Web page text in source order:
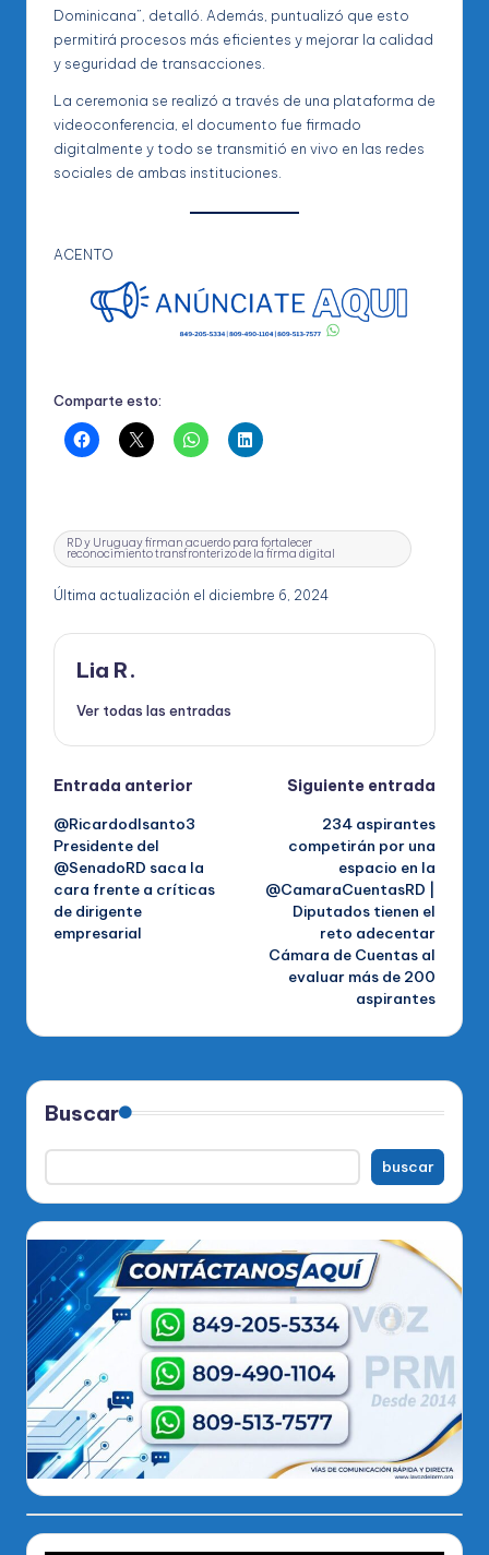
Dominicana”, detalló. Además, puntualizó que esto
permitirá procesos más eficientes y mejorar la calidad
y seguridad de transacciones.
La ceremonia se realizó a través de una plataforma de
videoconferencia, el documento fue firmado
digitalmente y todo se transmitió en vivo en las redes
sociales de ambas instituciones.
ACENTO
Comparte esto:
Etiquetas:
RD y Uruguay firman acuerdo para fortalecer
reconocimiento transfronterizo de la firma digital
Última actualización el diciembre 6, 2024
Lia R.
Ver todas las entradas
Navegación
de
entradas
Entrada anterior
@Ricardodlsanto3
Presidente del
@SenadoRD saca la
cara frente a críticas
de dirigente
empresarial
Siguiente entrada
234 aspirantes
competirán por una
espacio en la
@CamaraCuentasRD |
Diputados tienen el
reto adecentar
Cámara de Cuentas al
evaluar más de 200
aspirantes
Buscar
buscar